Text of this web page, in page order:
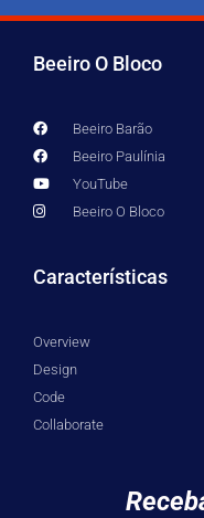
Beeiro O Bloco
Beeiro Barão
Beeiro Paulínia
YouTube
Beeiro O Bloco
Características
Overview
Design
Code
Collaborate